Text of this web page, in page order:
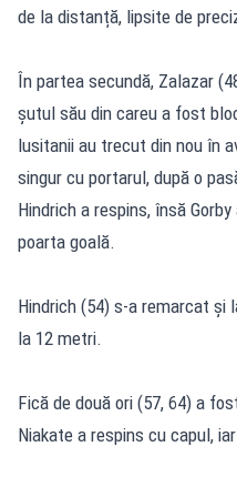
de la distanță, lipsite de
În partea secundă, Zalazar
șutul său din careu a fost
lusitanii au trecut din nou în
singur cu portarul, după o
Hindrich a respins, însă
poarta goală.
Hindrich (54) s-a remarcat și
la 12 metri.
Fică de două ori (57, 64) a
Niakate a respins cu capul,